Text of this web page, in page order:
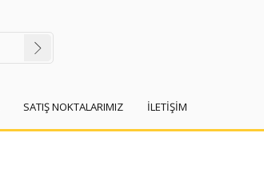
SATIŞ NOKTALARIMIZ İLETİŞİM